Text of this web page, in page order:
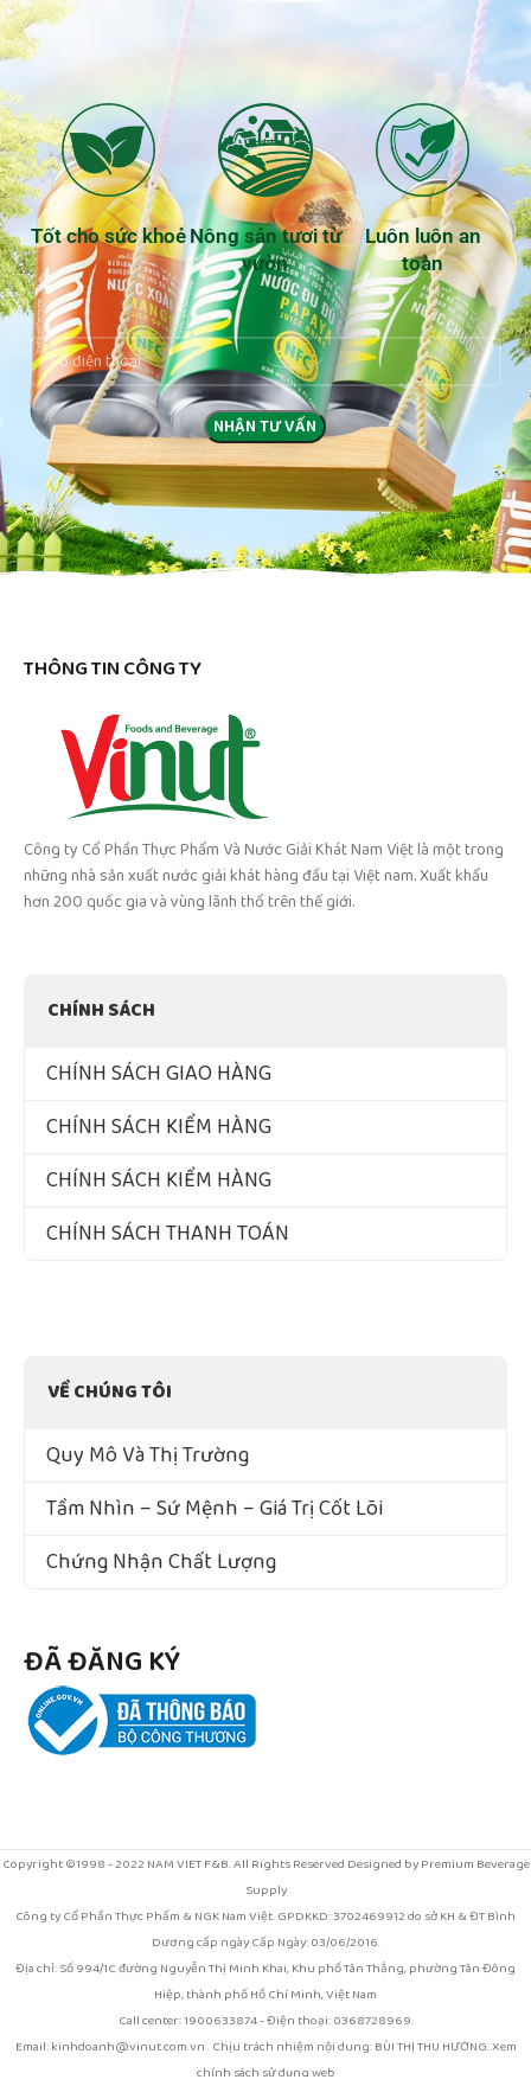
Tốt cho sức khoẻ Nông sản tươi từ
vườn
Luôn luôn an
toàn
THÔNG TIN CÔNG TY
Công ty Cổ Phần Thực Phẩm Và Nước Giải Khát Nam Việt là một trong
những nhà sản xuất nước giải khát hàng đầu tại Việt nam. Xuất khẩu
hơn 200 quốc gia và vùng lãnh thổ trên thế giới.
CHÍNH SÁCH
CHÍNH SÁCH GIAO HÀNG
CHÍNH SÁCH KIỂM HÀNG
CHÍNH SÁCH KIỂM HÀNG
CHÍNH SÁCH THANH TOÁN
VỀ CHÚNG TÔI
Quy Mô Và Thị Trường
Tầm Nhìn – Sứ Mệnh – Giá Trị Cốt Lõi
Chứng Nhận Chất Lượng
ĐÃ ĐĂNG KÝ
Copyright ©1998 - 2022 NAM VIET F&B. All Rights Reserved Designed by Premium Beverage
Supply
Công ty Cổ Phần Thực Phẩm & NGK Nam Việt. GPDKKD: 3702469912 do sở KH & ĐT Bình
Dương cấp ngày Cấp Ngày: 03/06/2016.
Địa chỉ: Số 994/1C đường Nguyễn Thị Minh Khai, Khu phố Tân Thắng, phường Tân Đông
Hiệp, thành phố Hồ Chí Minh, Việt Nam
Call center: 1900633874 - Điện thoại: 0368728969.
Email: kinhdoanh@vinut.com.vn . Chịu trách nhiệm nội dung: BÙI THỊ THU HƯƠNG. Xem
chính sách sử dụng web